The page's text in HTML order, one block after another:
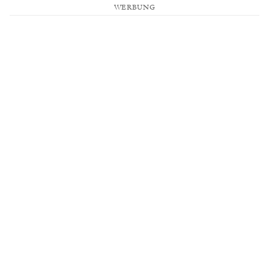
WERBUNG